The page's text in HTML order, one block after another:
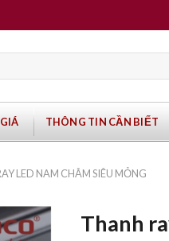
THÔNG TIN CẦN BIẾT
LED NAM CHÂM SIÊU MỎNG
Thanh